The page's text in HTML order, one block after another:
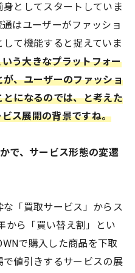
としてスタートしていま
はユーザーがファッショ
て機能すると捉えていま
う大きなプラットフォー
、ユーザーのファッショ
になるのでは、と考えた
ス展開の背景ですね。
で、サービス形態の変遷
「買取サービス」からス
から「買い替え割」とい
で購入した商品を下取
値引きするサービスの展